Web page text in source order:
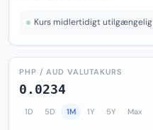
Kurs midlertidigt utilgængelig
PHP / AUD VALUTAKURS
0.0234
1D 5D 1M 1Y 5Y Max